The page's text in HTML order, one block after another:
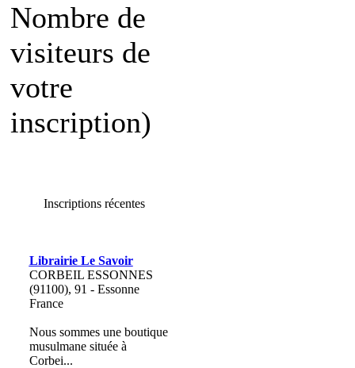
Nombre de
visiteurs de
votre
inscription)
Inscriptions récentes
Librairie Le Savoir
CORBEIL ESSONNES
(91100), 91 - Essonne
France
Nous sommes une boutique
musulmane située à
Corbei...